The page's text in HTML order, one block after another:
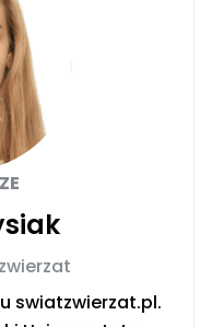
swiatzwierzat.pl.